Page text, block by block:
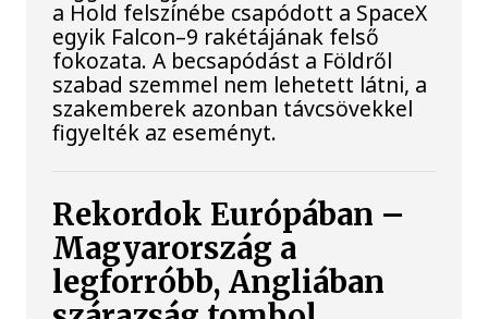
a Hold felszínébe csapódott a SpaceX
egyik Falcon–9 rakétájának felső
fokozata. A becsapódást a Földről
szabad szemmel nem lehetett látni, a
szakemberek azonban távcsövekkel
figyelték az eseményt.
Rekordok Európában –
Magyarország a
legforróbb, Angliában